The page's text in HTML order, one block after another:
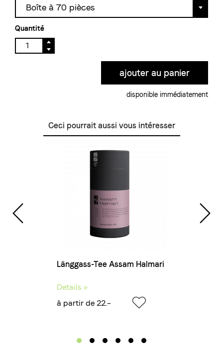
Boîte à 70 pièces
Quantité
disponible immédiatement
Ceci pourrait aussi vous intéresser
Länggass-Tee Assam Halmari
Details »
à partir de 22.–